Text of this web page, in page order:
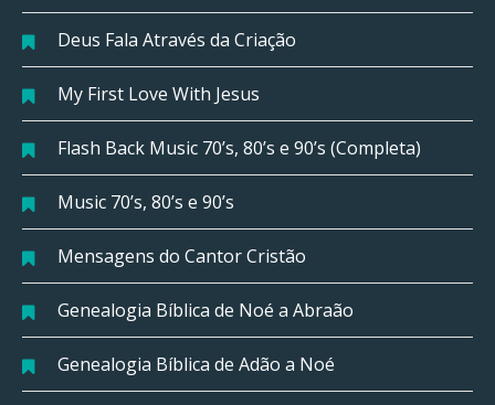
Deus Fala Através da Criação
My First Love With Jesus
Flash Back Music 70’s, 80’s e 90’s (Completa)
Music 70’s, 80’s e 90’s
Mensagens do Cantor Cristão
Genealogia Bíblica de Noé a Abraão
Genealogia Bíblica de Adão a Noé